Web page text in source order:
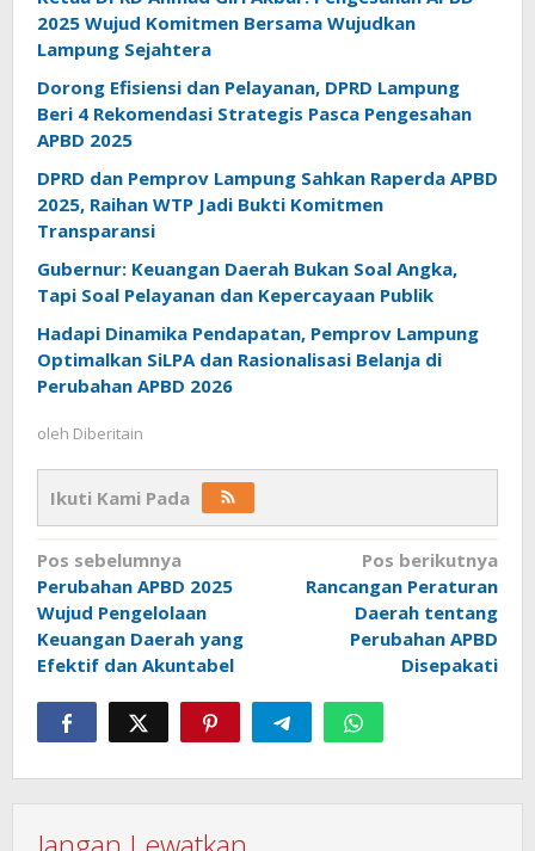
2025 Wujud Komitmen Bersama Wujudkan
Lampung Sejahtera
Dorong Efisiensi dan Pelayanan, DPRD Lampung
Beri 4 Rekomendasi Strategis Pasca Pengesahan
APBD 2025
DPRD dan Pemprov Lampung Sahkan Raperda APBD
2025, Raihan WTP Jadi Bukti Komitmen
Transparansi
Gubernur: Keuangan Daerah Bukan Soal Angka,
Tapi Soal Pelayanan dan Kepercayaan Publik
Hadapi Dinamika Pendapatan, Pemprov Lampung
Optimalkan SiLPA dan Rasionalisasi Belanja di
Perubahan APBD 2026
oleh Diberitain
Ikuti Kami Pada
Navigasi
pos
Pos sebelumnya
Perubahan APBD 2025
Wujud Pengelolaan
Keuangan Daerah yang
Efektif dan Akuntabel
Pos berikutnya
Rancangan Peraturan
Daerah tentang
Perubahan APBD
Disepakati